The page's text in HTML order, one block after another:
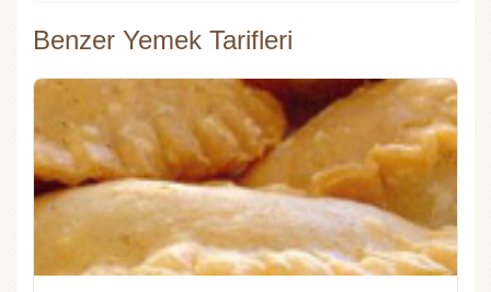
Benzer Yemek Tarifleri